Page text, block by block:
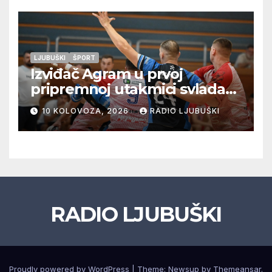
LJUBUŠKI ŠPORT
Izviđač Agram u prvoj
pripremnoj utakmici svladao
Metković Zalmo 37:32
10 KOLOVOZA, 2026 RADIO LJUBUŠKI
RADIO LJUBUŠKI
Proudly powered by WordPress Theme: Newsup by Themeansar.